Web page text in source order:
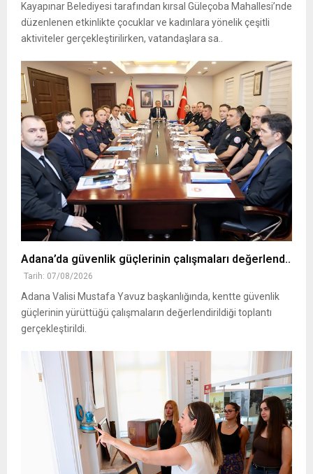
Kayapınar Belediyesi tarafından kırsal Güleçoba Mahallesi’nde
düzenlenen etkinlikte çocuklar ve kadınlara yönelik çeşitli
aktiviteler gerçekleştirilirken, vatandaşlara sa..
Adana’da güvenlik güçlerinin çalışmaları değerlend..
Tarih: 07/08/2026
Adana Valisi Mustafa Yavuz başkanlığında, kentte güvenlik
güçlerinin yürüttüğü çalışmaların değerlendirildiği toplantı
gerçekleştirildi.